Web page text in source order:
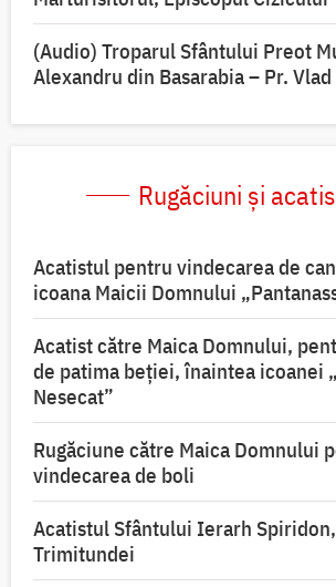
(Audio) Troparul Sfântului Preot
Alexandru din Basarabia – Pr. Vlad
Rugăciuni și
Acatistul pentru vindecarea de
icoana Maicii Domnului
Acatist către Maica Domnului,
de patima beției, înaintea icoanei
Nesecat”
Rugăciune către Maica Domnului
vindecarea de boli
Acatistul Sfântului Ierarh
Trimitundei